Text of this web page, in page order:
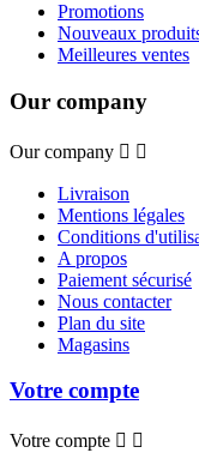
Promotions
Nouveaux
Meilleures ventes
Our company
Our company  
Livraison
Mentions légales
Conditions
A propos
Paiement sécurisé
Nous contacter
Plan du site
Magasins
Votre compte
Votre compte  